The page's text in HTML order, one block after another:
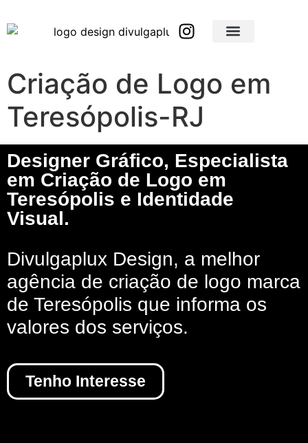
Criação de Logo em
Teresópolis-RJ
Designer Gráfico, Especialista
em Criação de Logo em
Teresópolis e Identidade
Visual.
Divulgaplux Design, a melhor
agência de criação de logo marca
de Teresópolis que informa os
valores dos serviços.
Tenho Interesse